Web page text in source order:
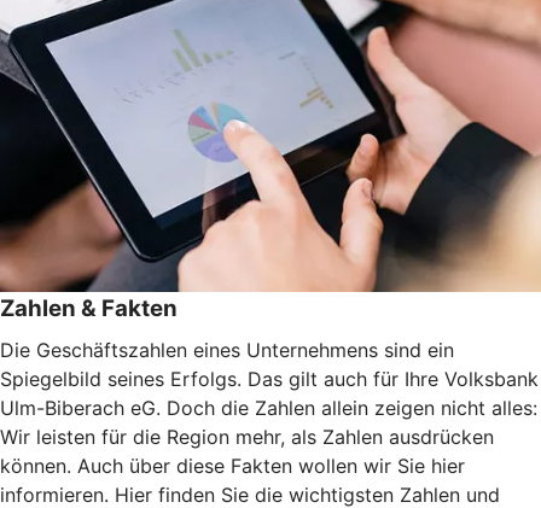
Zahlen & Fakten
Die Geschäftszahlen eines Unternehmens sind ein
Spiegelbild seines Erfolgs. Das gilt auch für Ihre Volksbank
Ulm-Biberach eG. Doch die Zahlen allein zeigen nicht alles:
Wir leisten für die Region mehr, als Zahlen ausdrücken
können. Auch über diese Fakten wollen wir Sie hier
informieren. Hier finden Sie die wichtigsten Zahlen und